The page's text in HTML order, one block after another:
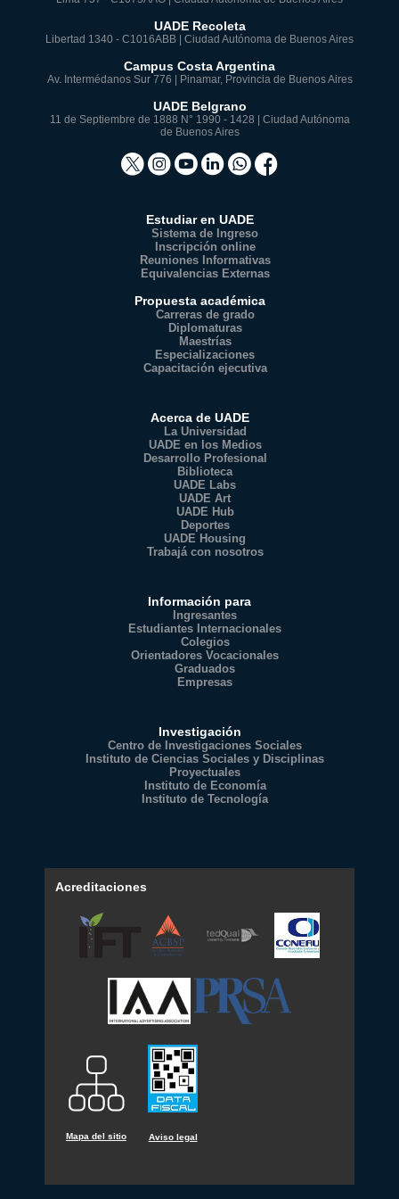
UADE Recoleta
Libertad 1340 - C1016ABB | Ciudad Autónoma de Buenos Aires
Campus Costa Argentina
Av. Intermédanos Sur 776 | Pinamar, Provincia de Buenos Aires
UADE Belgrano
11 de Septiembre de 1888 N° 1990 - 1428 | Ciudad Autónoma
de Buenos Aires
Estudiar en UADE
Sistema de Ingreso
Inscripción online
Reuniones Informativas
Equivalencias Externas
Propuesta académica
Carreras de grado
Diplomaturas
Maestrías
Especializaciones
Capacitación ejecutiva
Acerca de UADE
La Universidad
UADE en los Medios
Desarrollo Profesional
Biblioteca
UADE Labs
UADE Art
UADE Hub
Deportes
UADE Housing
Trabajá con nosotros
Información para
Ingresantes
Estudiantes Internacionales
Colegios
Orientadores Vocacionales
Graduados
Empresas
Investigación
Centro de Investigaciones Sociales
Instituto de Ciencias Sociales y Disciplinas
Proyectuales
Instituto de Economía
Instituto de Tecnología
Acreditaciones
Mapa del sitio Aviso legal